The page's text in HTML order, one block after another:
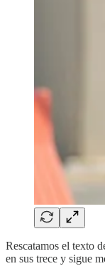
Rescatamos el texto
en sus trece y sigue